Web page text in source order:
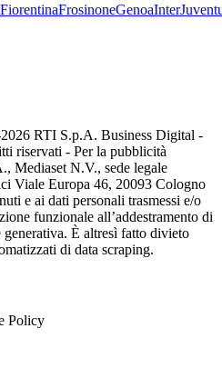
FiorentinaFrosinoneGenoaInter
2026 RTI S.p.A. Business Digital -
riservati - Per la pubblicità
Mediaset N.V., sede legale
Viale Europa 46, 20093 Cologno
e ai dati personali trasmessi e/o
funzionale all’addestramento di
È altresì fatto divieto
di data scraping.
Policy